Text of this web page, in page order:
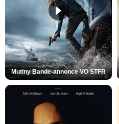
Mutiny Bande-annonce VO STFR